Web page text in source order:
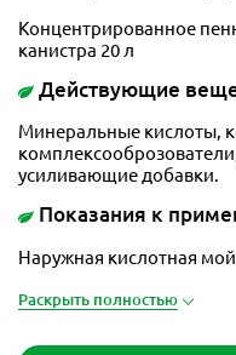
Концентрированное
канистра 20 л
Действующие
Минеральные кислоты,
усиливающие добавки.
Показания к
Наружная кислотная
Раскрыть полностью